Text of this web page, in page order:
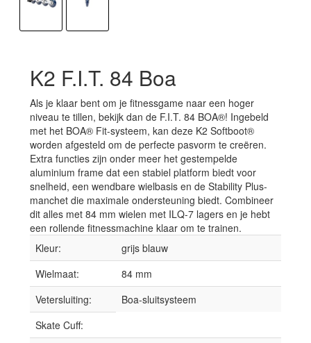
K2 F.I.T. 84 Boa
Als je klaar bent om je fitnessgame naar een hoger
niveau te tillen, bekijk dan de F.I.T. 84 BOA®! Ingebeld
met het BOA® Fit-systeem, kan deze K2 Softboot®
worden afgesteld om de perfecte pasvorm te creëren.
Extra functies zijn onder meer het gestempelde
aluminium frame dat een stabiel platform biedt voor
snelheid, een wendbare wielbasis en de Stability Plus-
manchet die maximale ondersteuning biedt. Combineer
dit alles met 84 mm wielen met ILQ-7 lagers en je hebt
een rollende fitnessmachine klaar om te trainen.
Kleur:
grijs blauw
Wielmaat:
84 mm
Vetersluiting:
Boa-sluitsysteem
Skate Cuff: